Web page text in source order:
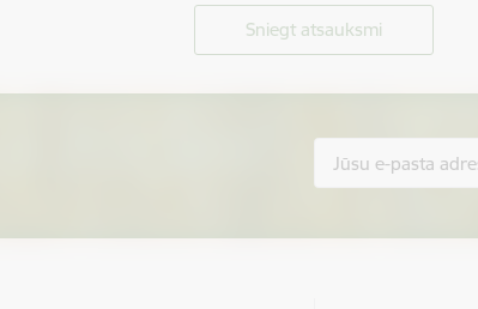
Sniegt atsauksmi